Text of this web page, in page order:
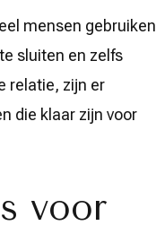
mensen gebruiken
sluiten en zelfs
relatie, zijn er
die klaar zijn voor
voor